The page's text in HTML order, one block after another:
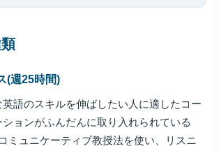
(週25時間)
語のスキルを伸ばしたい人に適したコー
ョンがふんだんに取り入れられている
ミュニケーティブ教授法を使い、リスニ